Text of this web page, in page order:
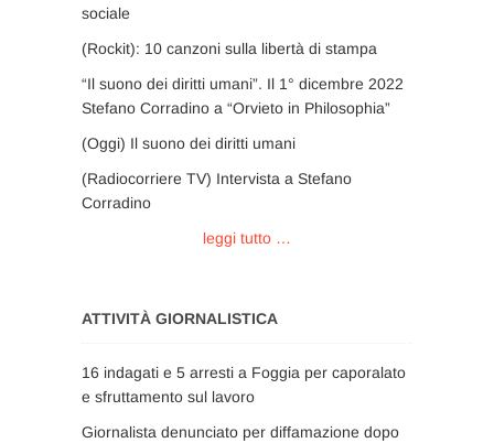
sociale
(Rockit): 10 canzoni sulla libertà di stampa
“Il suono dei diritti umani”. Il 1° dicembre 2022
Stefano Corradino a “Orvieto in Philosophia”
(Oggi) Il suono dei diritti umani
(Radiocorriere TV) Intervista a Stefano
Corradino
leggi tutto …
ATTIVITÀ GIORNALISTICA
16 indagati e 5 arresti a Foggia per caporalato
e sfruttamento sul lavoro
Giornalista denunciato per diffamazione dopo